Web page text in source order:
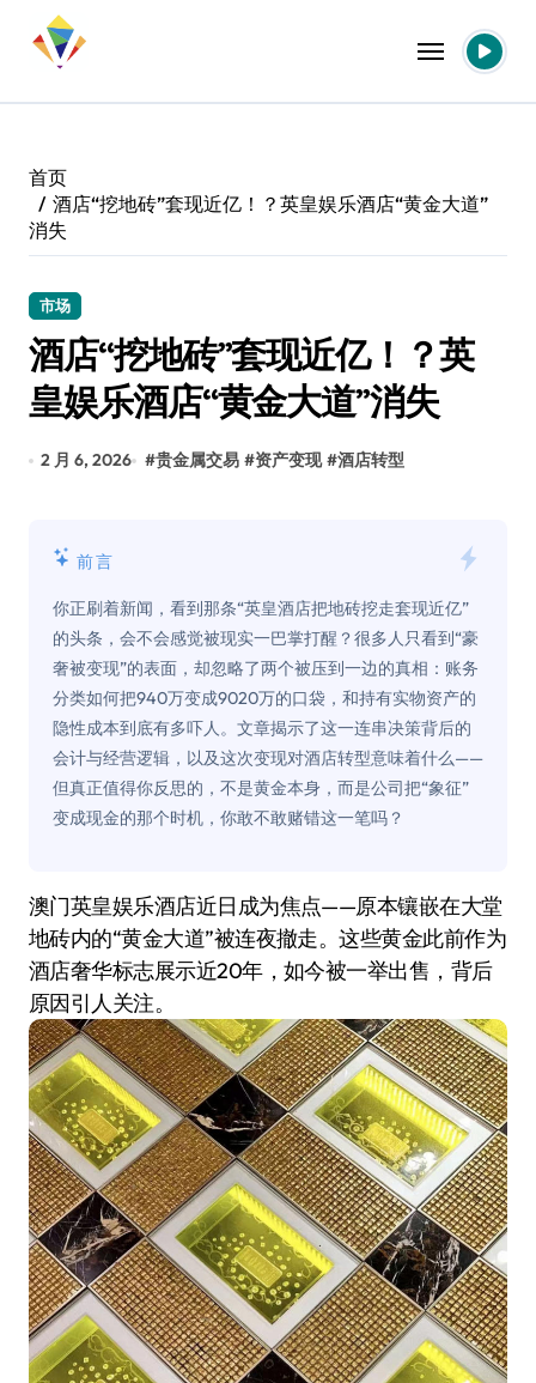
首页
酒店“挖地砖”套现近亿！？英皇娱乐酒店“黄金大道”
消失
市场
酒店“挖地砖”套现近亿！？英
皇娱乐酒店“黄金大道”消失
2 月 6, 2026 #贵金属交易 #资产变现 #酒店转型
前言
你正刷着新闻，看到那条“英皇酒店把地砖挖走套现近亿”
的头条，会不会感觉被现实一巴掌打醒？很多人只看到“豪
奢被变现”的表面，却忽略了两个被压到一边的真相：账务
分类如何把940万变成9020万的口袋，和持有实物资产的
隐性成本到底有多吓人。文章揭示了这一连串决策背后的
会计与经营逻辑，以及这次变现对酒店转型意味着什么——
但真正值得你反思的，不是黄金本身，而是公司把“象征”
变成现金的那个时机，你敢不敢赌错这一笔吗？
澳门英皇娱乐酒店近日成为焦点——原本镶嵌在大堂
地砖内的“黄金大道”被连夜撤走。这些黄金此前作为
酒店奢华标志展示近20年，如今被一举出售，背后
原因引人关注。